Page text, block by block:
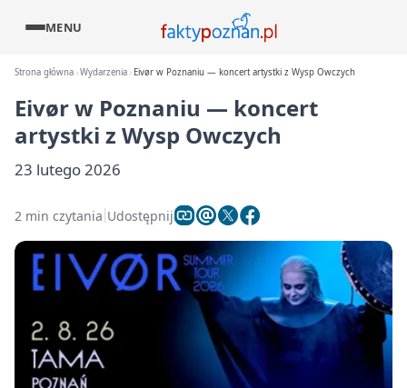
MENU
Strona główna Wydarzenia Eivør w Poznaniu — koncert artystki z Wysp Owczych
Eivør w Poznaniu — koncert
artystki z Wysp Owczych
23 lutego 2026
2 min czytania Udostępnij